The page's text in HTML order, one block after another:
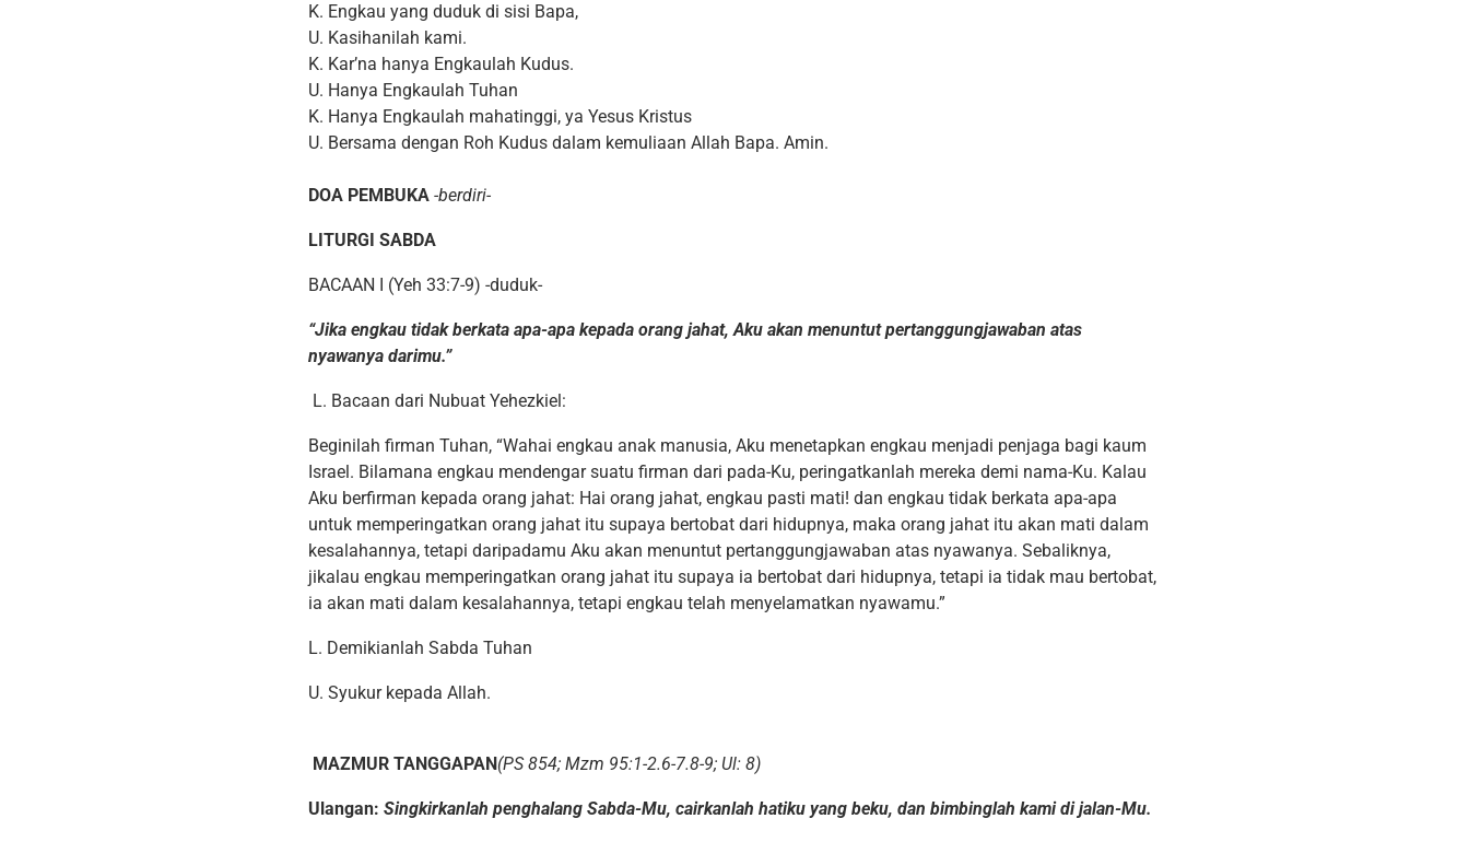
K. Engkau yang duduk di sisi Bapa,
U. Kasihanilah kami.
K. Kar’na hanya Engkaulah Kudus.
U. Hanya Engkaulah Tuhan
K. Hanya Engkaulah mahatinggi, ya Yesus Kristus
U. Bersama dengan Roh Kudus dalam kemuliaan Allah Bapa. Amin.
DOA PEMBUKA -berdiri-
LITURGI SABDA
BACAAN I (Yeh 33:7-9) -duduk-
“Jika engkau tidak berkata apa-apa kepada orang jahat, Aku akan menuntut pertanggungjawaban atas
nyawanya darimu.”
L. Bacaan dari Nubuat Yehezkiel:
Beginilah firman Tuhan, “Wahai engkau anak manusia, Aku menetapkan engkau menjadi penjaga bagi kaum
Israel. Bilamana engkau mendengar suatu firman dari pada-Ku, peringatkanlah mereka demi nama-Ku. Kalau
Aku berfirman kepada orang jahat: Hai orang jahat, engkau pasti mati! dan engkau tidak berkata apa-apa
untuk memperingatkan orang jahat itu supaya bertobat dari hidupnya, maka orang jahat itu akan mati dalam
kesalahannya, tetapi daripadamu Aku akan menuntut pertanggungjawaban atas nyawanya. Sebaliknya,
jikalau engkau memperingatkan orang jahat itu supaya ia bertobat dari hidupnya, tetapi ia tidak mau bertobat,
ia akan mati dalam kesalahannya, tetapi engkau telah menyelamatkan nyawamu.”
L. Demikianlah Sabda Tuhan
U. Syukur kepada Allah.
MAZMUR TANGGAPAN(PS 854; Mzm 95:1-2.6-7.8-9; Ul: 8)
Ulangan: Singkirkanlah penghalang Sabda-Mu, cairkanlah hatiku yang beku, dan bimbinglah kami di jalan-Mu.